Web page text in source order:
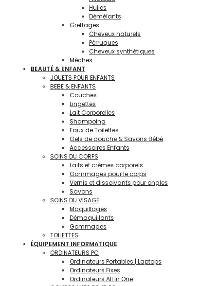
Huiles
Démélants
Greffages
Cheveux naturels
Pérruques
Cheveux synthétiques
Mèches
BEAUTÉ & ENFANT
JOUETS POUR ENFANTS
BEBE & ENFANTS
Couches
Lingettes
Lait Corporelles
Shampoing
Eaux de Toilettes
Gels de douche & Savons Bébé
Accessoires Enfants
SOINS DU CORPS
Laits et crèmes corporels
Gommages pour le corps
Vernis et dissolvants pour ongles
Savons
SOINS DU VISAGE
Maquillages
Démaquillants
Gommages
TOILETTES
ÉQUIPEMENT INFORMATIQUE
ORDINATEURS PC
Ordinateurs Portables | Laptops
Ordinateurs Fixes
Ordinateurs All In One